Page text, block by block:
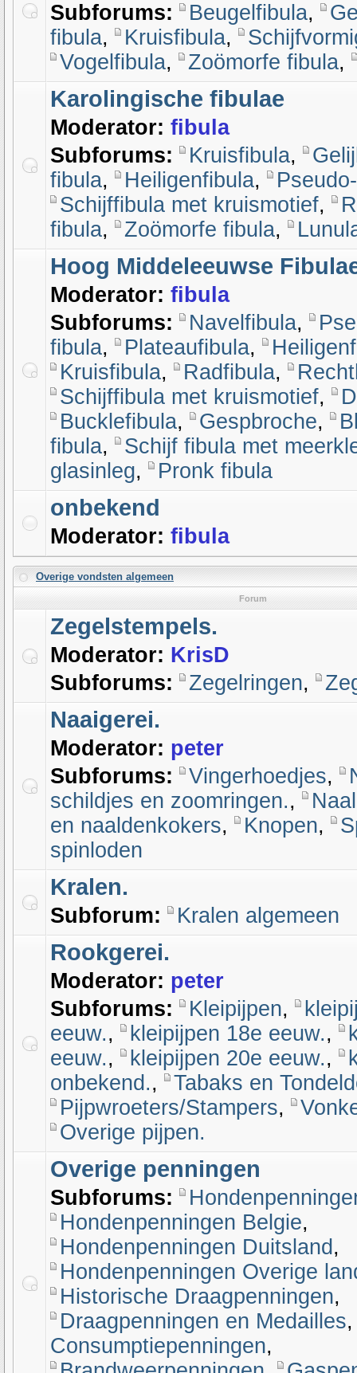
Subforums:
Beugelfibula,
fibula, Kruisfibula,
Vogelfibula, Zoömorfe fibula,
Karolingische fibulae
Moderator: fibula
Subforums:
Kruisfibula,
fibula, Heiligenfibula,
Schijffibula met kruismotief,
fibula, Zoömorfe fibula,
Hoog Middeleeuwse
Moderator: fibula
Subforums:
Navelfibula,
fibula, Plateaufibula,
Kruisfibula, Radfibula,
Schijffibula met kruismotief,
Bucklefibula, Gespbroche,
fibula,
Schijf fibula met
glasinleg, Pronk fibula
onbekend
Moderator: fibula
Overige vondsten algemeen
Forum
Zegelstempels.
Moderator: KrisD
Subforums:
Zegelringen,
Naaigerei.
Moderator: peter
Subforums:
Vingerhoedjes,
schildjes en zoomringen.,
en naaldenkokers, Knopen,
spinloden
Kralen.
Subforum: Kralen algemeen
Rookgerei.
Moderator: peter
Subforums:
Kleipijpen,
eeuw., kleipijpen 18e eeuw.,
eeuw., kleipijpen 20e eeuw.,
onbekend.,
Tabaks en
Pijpwroeters/Stampers,
Overige pijpen.
Overige penningen
Subforums:
Hondenpenningen Belgie,
Hondenpenningen Duitsland ,
Hondenpenningen Overige
Historische Draagpenningen,
Draagpenningen en Medailles
Consumptiepenningen,